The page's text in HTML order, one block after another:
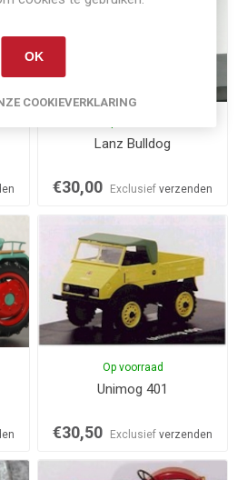
Lanz Bulldog
€30,00 Exclusiefverzenden
Op voorraad
Unimog 401
€30,50 Exclusiefverzenden
OK
COOKIEVERKLARING